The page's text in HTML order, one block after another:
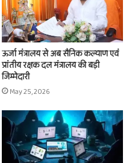
ऊर्जा मंत्रालय से अब सैनिक कल्याण एवं
प्रांतीय रक्षक दल मंत्रालय की बड़ी
जिम्मेदारी
May 25, 2026